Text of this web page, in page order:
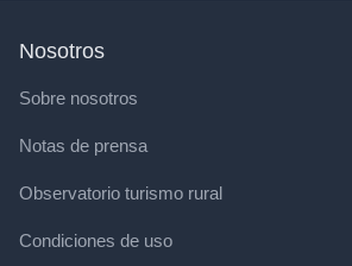
Nosotros
Sobre nosotros
Notas de prensa
Observatorio turismo rural
Condiciones de uso